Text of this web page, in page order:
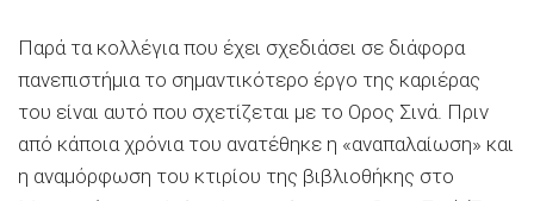
Παρά τα κολλέγια που έχει σχεδιάσει σε διάφορα
πανεπιστήμια το σημαντικότερο έργο της καριέρας
του είναι αυτό που σχετίζεται με το Ορος Σινά. Πριν
από κάποια χρόνια του ανατέθηκε η «αναπαλαίωση» και
η αναμόρφωση του κτιρίου της βιβλιοθήκης στο